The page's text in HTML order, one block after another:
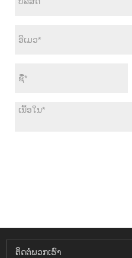
ຕິດ​ຕໍ່​ພວກ​ເຮົາ